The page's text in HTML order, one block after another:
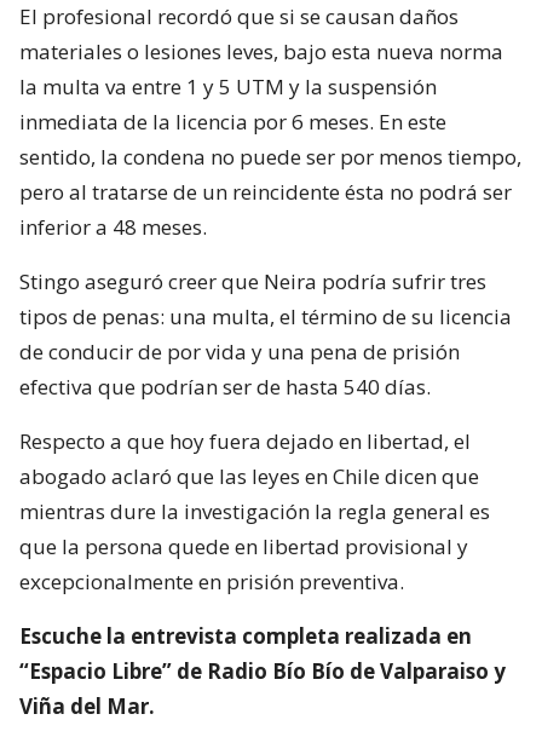
El profesional recordó que si se causan daños
materiales o lesiones leves, bajo esta nueva norma
la multa va entre 1 y 5 UTM y la suspensión
inmediata de la licencia por 6 meses. En este
sentido, la condena no puede ser por menos tiempo,
pero al tratarse de un reincidente ésta no podrá ser
inferior a 48 meses.
Stingo aseguró creer que Neira podría sufrir tres
tipos de penas: una multa, el término de su licencia
de conducir de por vida y una pena de prisión
efectiva que podrían ser de hasta 540 días.
Respecto a que hoy fuera dejado en libertad, el
abogado aclaró que las leyes en Chile dicen que
mientras dure la investigación la regla general es
que la persona quede en libertad provisional y
excepcionalmente en prisión preventiva.
Escuche la entrevista completa realizada en
“Espacio Libre” de Radio Bío Bío de Valparaiso y
Viña del Mar.